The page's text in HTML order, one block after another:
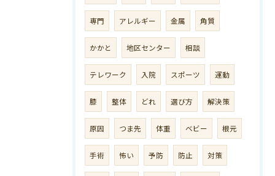
専門 アレルギー 金属 角質
かかと 地区センター 相談
テレワーク 入院 スポーツ 運動
膝 整体 どれ 選び方 解決策
原因 つま先 体重 ベビー 根元
手術 怖い 予防 防止 対策